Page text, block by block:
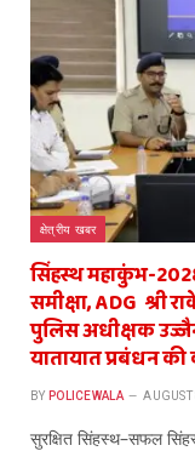
क्षेत्रीय खबर
सिंहस्थ महाकुंभ-
समीक्षा, ADG श्री
पुलिस अधीक्षक
यातायात प्रबंधन की
BY POLICEWALA
सुरक्षित सिंहस्थ–सफल